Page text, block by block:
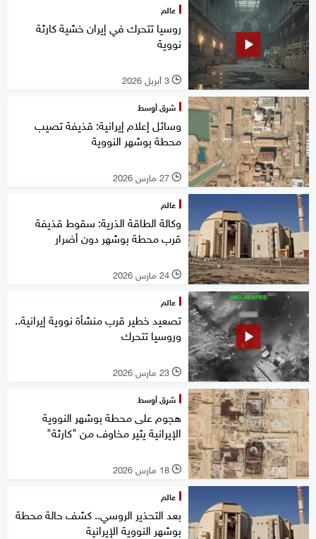
عالم
روسيا تتحرك في إيران خشية كارثة
نووية
l 3 أبريل 2026
شرق أوسط
وسائل إعلام إيرانية: قذيفة تصيب
محطة بوشهر النووية
l 27 مارس 2026
عالم
وكالة الطاقة الذرية: سقوط قذيفة
قرب محطة بوشهر دون أضرار
l 24 مارس 2026
عالم
تصعيد خطير قرب منشأة نووية إيرانية..
وروسيا تتحرك
l 23 مارس 2026
شرق أوسط
هجوم على محطة بوشهر النووية
الإيرانية يثير مخاوف من "كارثة"
l 18 مارس 2026
عالم
بعد التحذير الروسي.. كشف حالة محطة
بوشهر النووية الإيرانية